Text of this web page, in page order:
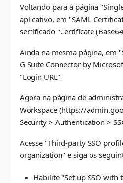
Voltando para a página
aplicativo, em "SAML
sertificado "Certificate
Ainda na mesma página, em
G Suite Connector by
"Login URL".
Agora na página de
Workspace (https://
Security > Authentication >
Acesse "Third-party SSO
organization" e siga os
Habilite "Set up SSO